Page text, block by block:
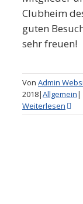
Clubheim
guten
sehr freuen!
Von Admin
2018|Allgemein|
Weiterlesen